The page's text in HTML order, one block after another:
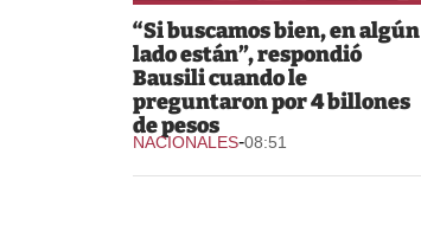
“Si buscamos bien, en algún
lado están”, respondió
Bausili cuando le
preguntaron por 4 billones
de pesos
NACIONALES-08:51